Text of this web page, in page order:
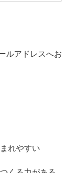
ルアドレスへお
れやすい